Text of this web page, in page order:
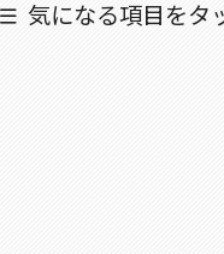
気になる項目をタ